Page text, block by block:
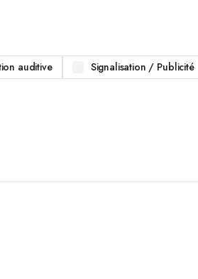
auditive Signalisation / Publicité